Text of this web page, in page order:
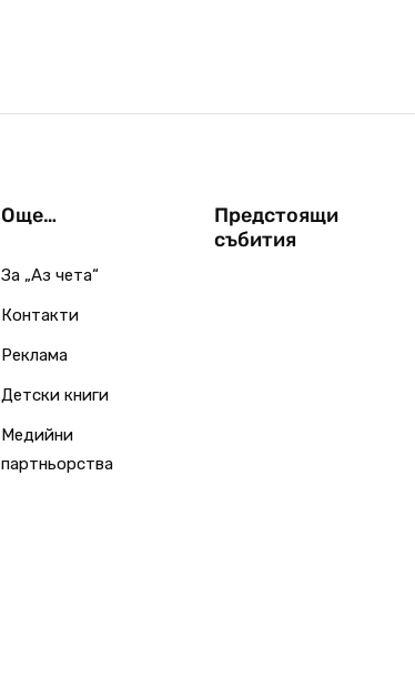
Още…
За „Аз чета“
Контакти
Реклама
Детски книги
Медийни
партньорства
Предстоящи
събития